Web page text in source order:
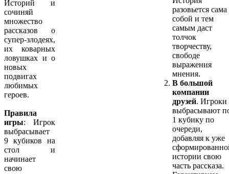
Историй и
сочиняй
множество
рассказов о
супер-злодеях,
их коварных
ловушках и о
новых
подвигах
любимых
героев.
Правила
игры: Игрок
выбрасывает
9 кубиков на
стол и
начинает
свою
разовьется сама
собой и тем
самым даст
толчок
творчеству,
свободе
выражения
мнения.
В большой
компании
друзей. Игроки
выбрасывают
1 кубику по
очереди,
добавляя к уже
истории свою
часть рассказа.